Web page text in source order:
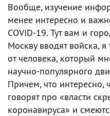
Вообще, изучение
менее интересно и
COVID-19. Тут вам и
Москву вводят войска,
от человека, который
научно-популярного
Причем, что интересно,
говорят про «власти
коронавируса» и